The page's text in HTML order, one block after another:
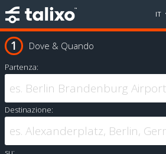
IT
Dove & Quando
Partenza:
Destinazione: